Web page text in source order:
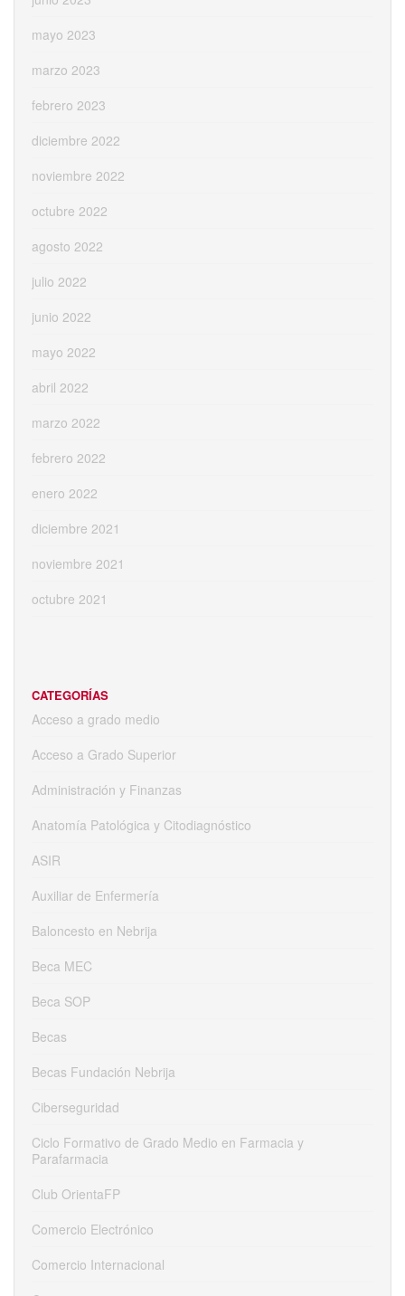
mayo 2023
marzo 2023
febrero 2023
diciembre 2022
noviembre 2022
octubre 2022
agosto 2022
julio 2022
junio 2022
mayo 2022
abril 2022
marzo 2022
febrero 2022
enero 2022
diciembre 2021
noviembre 2021
octubre 2021
CATEGORÍAS
Acceso a grado medio
Acceso a Grado Superior
Administración y Finanzas
Anatomía Patológica y Citodiagnóstico
ASIR
Auxiliar de Enfermería
Baloncesto en Nebrija
Beca MEC
Beca SOP
Becas
Becas Fundación Nebrija
Ciberseguridad
Ciclo Formativo de Grado Medio en Farmacia y
Parafarmacia
Club OrientaFP
Comercio Electrónico
Comercio Internacional